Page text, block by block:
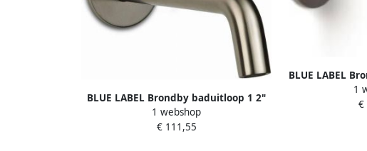
BLUE LABEL Brondby baduitloop 1 2"
inkortbaar lengte 100-180mm met
rozet geborsteld nikkel
1 webshop
€ 111,55
BLUE LABEL
inkortbaar
rozet
1
€